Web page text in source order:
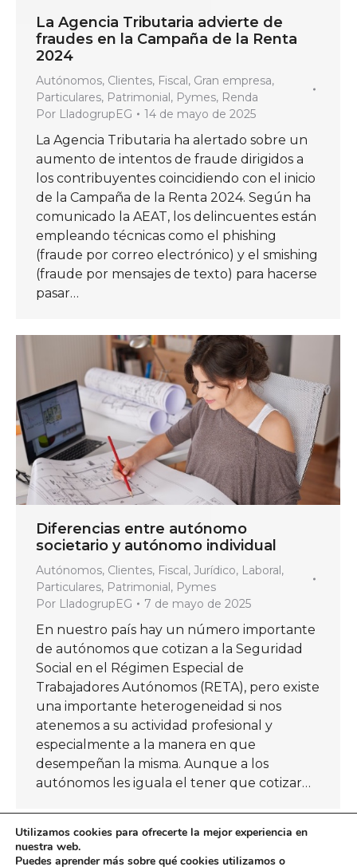
La Agencia Tributaria advierte de
fraudes en la Campaña de la Renta
2024
Autónomos, Clientes, Fiscal, Gran empresa,
Particulares, Patrimonial, Pymes, Renda
Por LladogrupEG 14 de mayo de 2025
La Agencia Tributaria ha alertado sobre un
aumento de intentos de fraude dirigidos a
los contribuyentes coincidiendo con el inicio
de la Campaña de la Renta 2024. Según ha
comunicado la AEAT, los delincuentes están
empleando técnicas como el phishing
(fraude por correo electrónico) y el smishing
(fraude por mensajes de texto) para hacerse
pasar…
Diferencias entre autónomo
societario y autónomo individual
Autónomos, Clientes, Fiscal, Jurídico, Laboral,
Particulares, Patrimonial, Pymes
Por LladogrupEG 7 de mayo de 2025
En nuestro país hay un número importante
de autónomos que cotizan a la Seguridad
Social en el Régimen Especial de
Trabajadores Autónomos (RETA), pero existe
una importante heterogeneidad si nos
atenemos a su actividad profesional y
especialmente a la manera en que
desempeñan la misma. Aunque a los
autónomos les iguala el tener que cotizar…
Utilizamos cookies para ofrecerte la mejor experiencia en
nuestra web.
Puedes aprender más sobre qué cookies utilizamos o